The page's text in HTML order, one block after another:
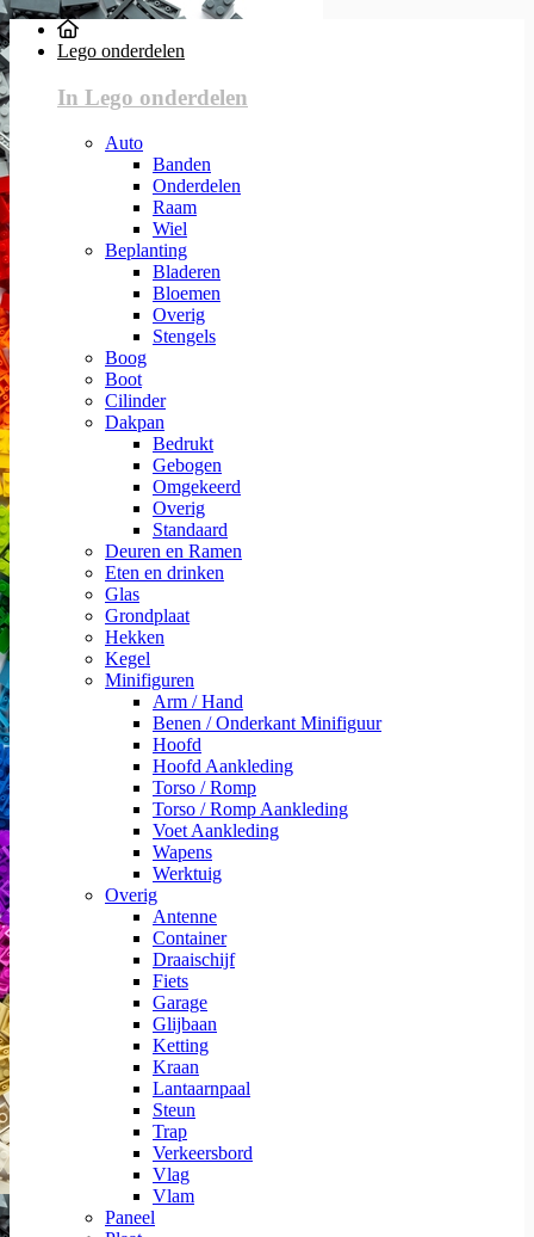
Lego onderdelen
In Lego onderdelen
Auto
Banden
Onderdelen
Raam
Wiel
Beplanting
Bladeren
Bloemen
Overig
Stengels
Boog
Boot
Cilinder
Dakpan
Bedrukt
Gebogen
Omgekeerd
Overig
Standaard
Deuren en Ramen
Eten en drinken
Glas
Grondplaat
Hekken
Kegel
Minifiguren
Arm / Hand
Benen / Onderkant Minifiguur
Hoofd
Hoofd Aankleding
Torso / Romp
Torso / Romp Aankleding
Voet Aankleding
Wapens
Werktuig
Overig
Antenne
Container
Draaischijf
Fiets
Garage
Glijbaan
Ketting
Kraan
Lantaarnpaal
Steun
Trap
Verkeersbord
Vlag
Vlam
Paneel